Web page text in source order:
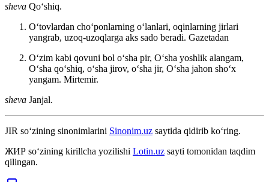
sheva Qoʻshiq.
Oʻtovlardan choʻponlarning oʻlanlari, oqinlarning jirlari
yangrab, uzoq-uzoqlarga aks sado beradi. Gazetadan
Oʻzim kabi qovuni bol oʻsha pir, Oʻsha yoshlik alangam,
Oʻsha qoʻshiq, oʻsha jirov, oʻsha jir, Oʻsha jahon shoʻx
yangam. Mirtemir.
sheva Janjal.
JIR so‘zining sinonimlarini Sinonim.uz saytida qidirib ko‘ring.
ЖИР so‘zining kirillcha yozilishi Lotin.uz sayti tomonidan taqdim
qilingan.